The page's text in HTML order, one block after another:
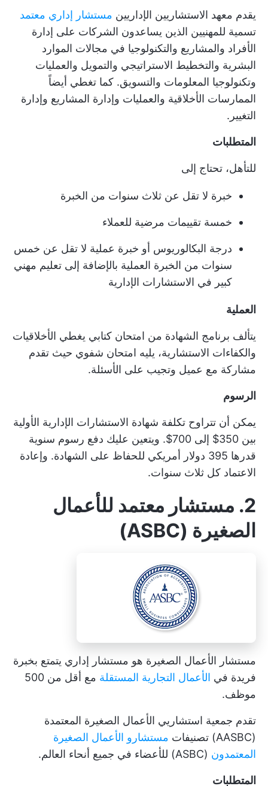
يقدم معهد الاستشاريين الإداريين مستشار إداري معتمد
تسمية للمهنيين الذين يساعدون الشركات على إدارة
الأفراد والمشاريع والتكنولوجيا في مجالات الموارد
البشرية والتخطيط الاستراتيجي والتمويل والعمليات
وتكنولوجيا المعلومات والتسويق. كما تغطي أيضاً
الممارسات الأخلاقية والعمليات وإدارة المشاريع وإدارة
التغيير.
المتطلبات
للتأهل، تحتاج إلى
خبرة لا تقل عن ثلاث سنوات من الخبرة
خمسة تقييمات مرضية للعملاء
درجة البكالوريوس أو خبرة عملية لا تقل عن خمس
سنوات من الخبرة العملية بالإضافة إلى تعليم مهني
كبير في الاستشارات الإدارية
العملية
يتألف برنامج الشهادة من امتحان كتابي يغطي الأخلاقيات
والكفاءات الاستشارية، يليه امتحان شفوي حيث تقدم
مشاركة مع عميل وتجيب على الأسئلة.
الرسوم
يمكن أن تتراوح تكلفة شهادة الاستشارات الإدارية الأولية
بين 350$ إلى 700$. ويتعين عليك دفع رسوم سنوية
قدرها 395 دولار أمريكي للحفاظ على الشهادة. وإعادة
الاعتماد كل ثلاث سنوات.
2. مستشار معتمد للأعمال
الصغيرة (ASBC)
مستشار الأعمال الصغيرة هو مستشار إداري يتمتع بخبرة
فريدة في الأعمال التجارية المستقلة
مع أقل من 500
موظف.
تقدم جمعية استشاريي الأعمال الصغيرة المعتمدة
(AASBC) تصنيفات
مستشارو الأعمال الصغيرة
المعتمدون (ASBC) للأعضاء في جميع أنحاء العالم.
المتطلبات